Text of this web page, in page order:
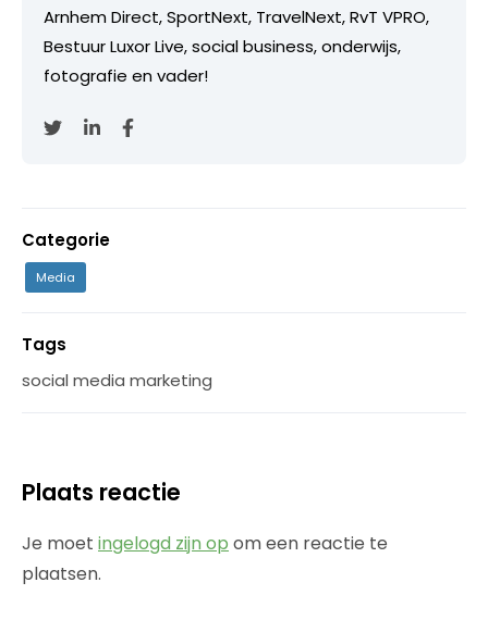
Arnhem Direct, SportNext, TravelNext, RvT VPRO,
Bestuur Luxor Live, social business, onderwijs,
fotografie en vader!
Categorie
Media
Tags
social media marketing
Plaats reactie
Je moet ingelogd zijn op om een reactie te
plaatsen.